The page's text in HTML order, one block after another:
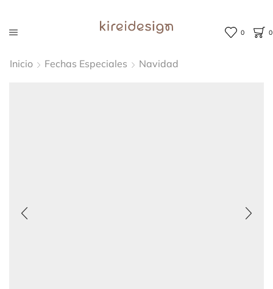
0 0
Inicio Fechas Especiales Navidad